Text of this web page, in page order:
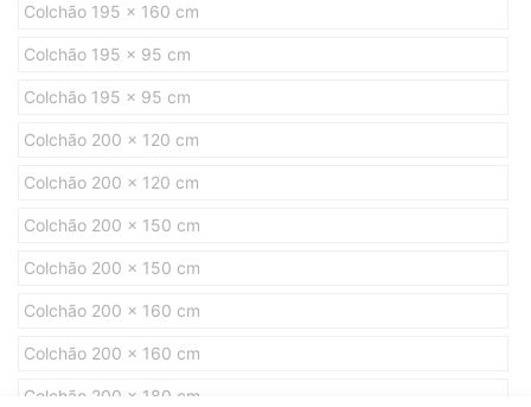
Colchão 195 x 160 cm
Colchão 195 x 95 cm
Colchão 195 x 95 cm
Colchão 200 x 120 cm
Colchão 200 x 120 cm
Colchão 200 x 150 cm
Colchão 200 x 150 cm
Colchão 200 x 160 cm
Colchão 200 x 160 cm
Colchão 200 x 180 cm